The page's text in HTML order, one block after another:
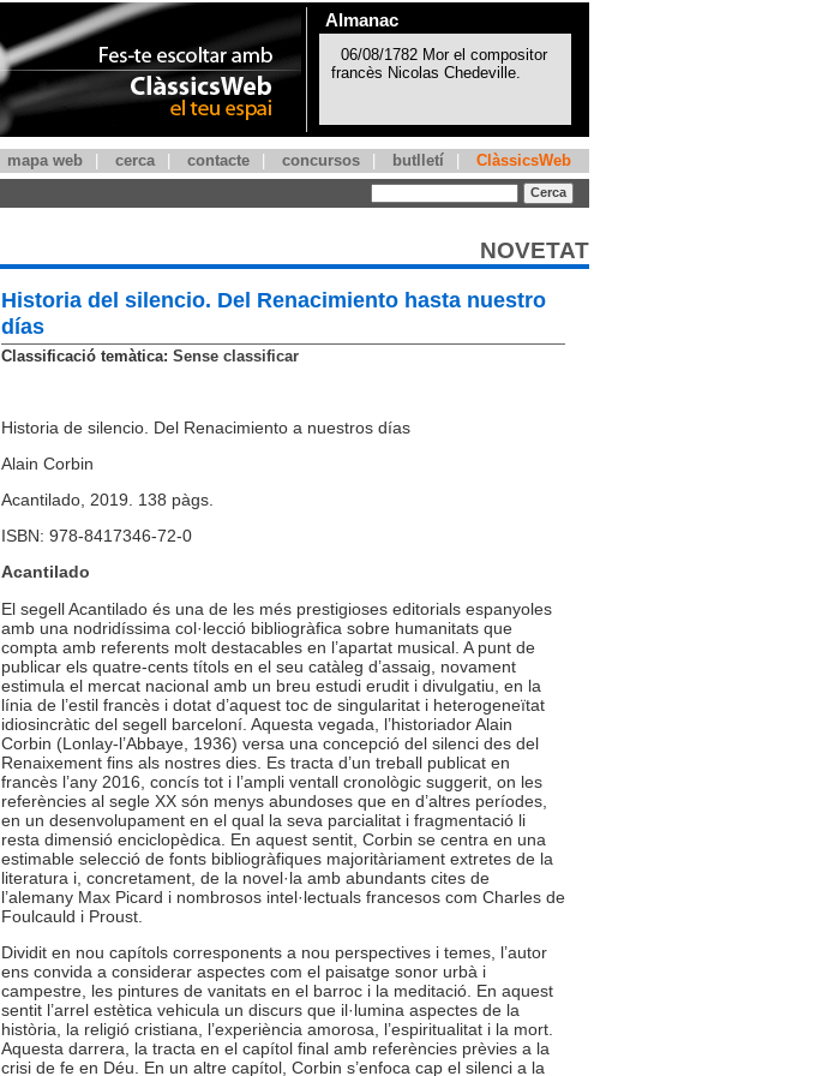
Almanac
mapa web cerca contacte concursos butlletí
ClàssicsWeb
NOVETAT
Historia del silencio. Del Renacimiento hasta nuestro
días
Classificació temàtica: Sense classificar
Historia de silencio. Del Renacimiento a nuestros días
Alain Corbin
Acantilado, 2019. 138 pàgs.
ISBN: 978-8417346-72-0
Acantilado
El segell Acantilado és una de les més prestigioses editorials espanyoles
amb una nodridíssima col·lecció bibliogràfica sobre humanitats que
compta amb referents molt destacables en l’apartat musical. A punt de
publicar els quatre-cents títols en el seu catàleg d’assaig, novament
estimula el mercat nacional amb un breu estudi erudit i divulgatiu, en la
línia de l’estil francès i dotat d’aquest toc de singularitat i heterogeneïtat
idiosincràtic del segell barceloní. Aquesta vegada, l’historiador Alain
Corbin (Lonlay-l’Abbaye, 1936) versa una concepció del silenci des del
Renaixement fins als nostres dies. Es tracta d’un treball publicat en
francès l’any 2016, concís tot i l’ampli ventall cronològic suggerit, on les
referències al segle XX són menys abundoses que en d’altres períodes,
en un desenvolupament en el qual la seva parcialitat i fragmentació li
resta dimensió enciclopèdica. En aquest sentit, Corbin se centra en una
estimable selecció de fonts bibliogràfiques majoritàriament extretes de la
literatura i, concretament, de la novel·la amb abundants cites de
l’alemany Max Picard i nombrosos intel·lectuals francesos com Charles de
Foulcauld i Proust.
Dividit en nou capítols corresponents a nou perspectives i temes, l’autor
ens convida a considerar aspectes com el paisatge sonor urbà i
campestre, les pintures de vanitats en el barroc i la meditació. En aquest
sentit l’arrel estètica vehicula un discurs que il·lumina aspectes de la
història, la religió cristiana, l’experiència amorosa, l’espiritualitat i la mort.
Aquesta darrera, la tracta en el capítol final amb referències prèvies a la
crisi de fe en Déu. En un altre capítol, Corbin s’enfoca cap el silenci a la